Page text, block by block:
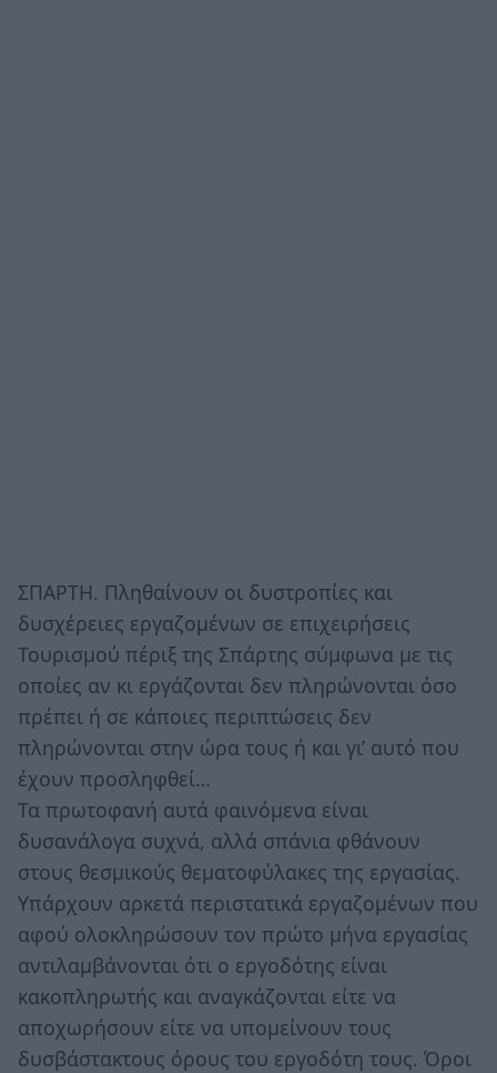
ΣΠΑΡΤΗ. Πληθαίνουν οι δυστροπίες και
δυσχέρειες εργαζομένων σε επιχειρήσεις
Τουρισμού πέριξ της Σπάρτης σύμφωνα με τις
οποίες αν κι εργάζονται δεν πληρώνονται όσο
πρέπει ή σε κάποιες περιπτώσεις δεν
πληρώνονται στην ώρα τους ή και γι’ αυτό που
έχουν προσληφθεί…
Τα πρωτοφανή αυτά φαινόμενα είναι
δυσανάλογα συχνά, αλλά σπάνια φθάνουν
στους θεσμικούς θεματοφύλακες της εργασίας.
Υπάρχουν αρκετά περιστατικά εργαζομένων που
αφού ολοκληρώσουν τον πρώτο μήνα εργασίας
αντιλαμβάνονται ότι ο εργοδότης είναι
κακοπληρωτής και αναγκάζονται είτε να
αποχωρήσουν είτε να υπομείνουν τους
δυσβάστακτους όρους του εργοδότη τους. Όροι